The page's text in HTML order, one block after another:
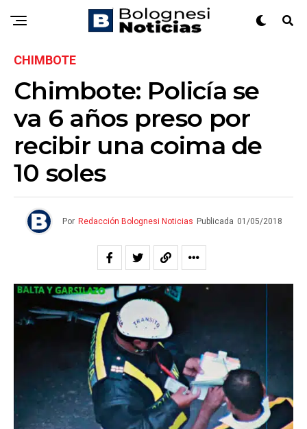
CHIMBOTE
Chimbote: Policía se
va 6 años preso por
recibir una coima de
10 soles
Por Redacción Bolognesi Noticias Publicada 01/05/2018